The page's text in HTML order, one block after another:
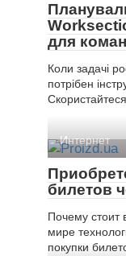
для
Коли задачі
потрібен
Интернет
билетов
Почему стоит
мире
покупки